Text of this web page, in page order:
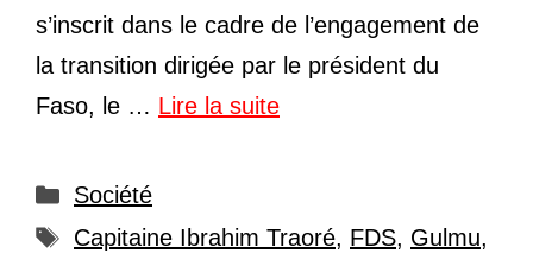
s’inscrit dans le cadre de l’engagement de
la transition dirigée par le président du
Faso, le … Lire la suite
Catégories
Société
Étiquettes
Capitaine Ibrahim Traoré, FDS, Gulmu,